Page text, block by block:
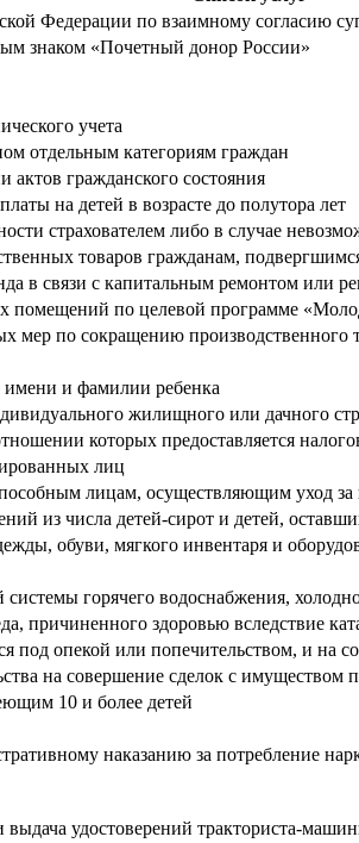
Федерации по взаимному
знаком «Почетный донор России»
учета
отдельным категориям граждан
актов гражданского состояния
на детей в возрасте до полутора лет
страхователем либо в случае
товаров гражданам,
в связи с капитальным ремонтом или
помещений по целевой программе
по сокращению производственного
имени и фамилии ребенка
жилищного или дачного
которых предоставляется
лиц
лицам, осуществляющим уход за
из числа детей-сирот и детей,
обуви, мягкого инвентаря и
горячего водоснабжения,
причиненного здоровью вследствие
под опекой или попечительством, и на
на совершение сделок с имуществом
10 и более детей
наказанию за потребление
удостоверений тракториста-